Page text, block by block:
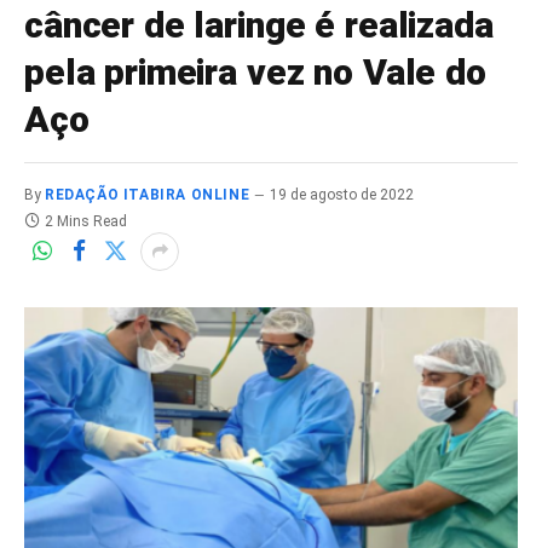
câncer de laringe é realizada
pela primeira vez no Vale do
Aço
By REDAÇÃO ITABIRA ONLINE
19 de agosto de 2022
2 Mins Read